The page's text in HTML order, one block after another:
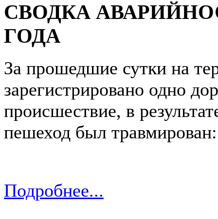
СВОДКА
ГОДА
За прошедшие сутки на
зарегистрировано одно
происшествие, в
пешеход был травмирован:
Подробнее...